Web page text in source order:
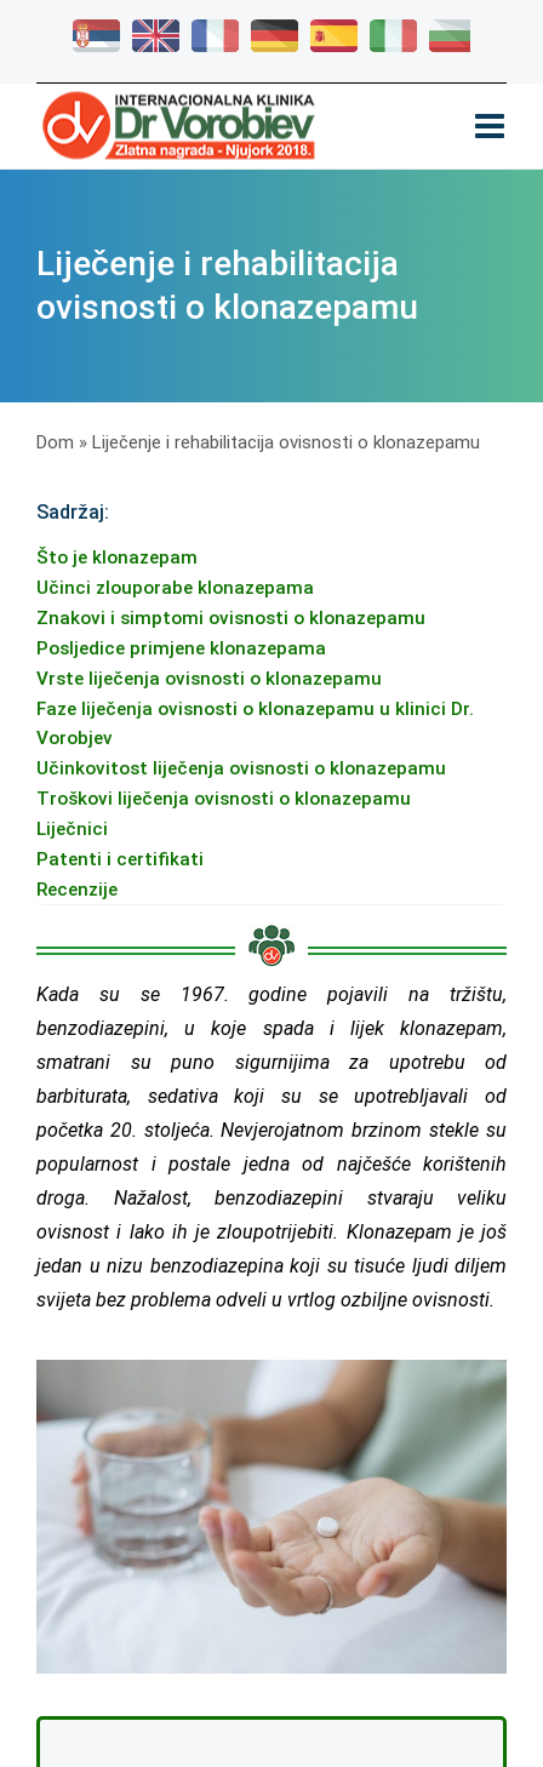
Liječenje i rehabilitacija
ovisnosti o klonazepamu
Dom » Liječenje i rehabilitacija ovisnosti o klonazepamu
Sadržaj:
Što je klonazepam
Učinci zlouporabe klonazepama
Znakovi i simptomi ovisnosti o klonazepamu
Posljedice primjene klonazepama
Vrste liječenja ovisnosti o klonazepamu
Faze liječenja ovisnosti o klonazepamu u klinici Dr.
Vorobjev
Učinkovitost liječenja ovisnosti o klonazepamu
Troškovi liječenja ovisnosti o klonazepamu
Liječnici
Patenti i certifikati
Recenzije
Kada su se 1967. godine pojavili na tržištu,
benzodiazepini, u koje spada i lijek klonazepam,
smatrani su puno sigurnijima za upotrebu od
barbiturata, sedativa koji su se upotrebljavali od
početka 20. stoljeća. Nevjerojatnom brzinom stekle su
popularnost i postale jedna od najčešće korištenih
droga. Nažalost, benzodiazepini stvaraju veliku
ovisnost i lako ih je zloupotrijebiti. Klonazepam je još
jedan u nizu benzodiazepina koji su tisuće ljudi diljem
svijeta bez problema odveli u vrtlog ozbiljne ovisnosti.